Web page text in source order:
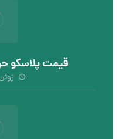
قیمت پلاسکو
ژوئن ۹,